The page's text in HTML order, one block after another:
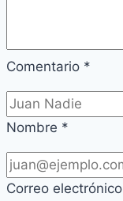
Comentario *
Nombre *
Correo electrónico